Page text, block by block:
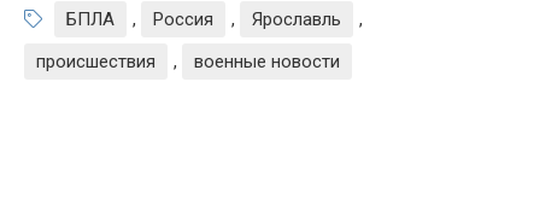
БПЛА , Россия , Ярославль
,
происшествия
, военные новости